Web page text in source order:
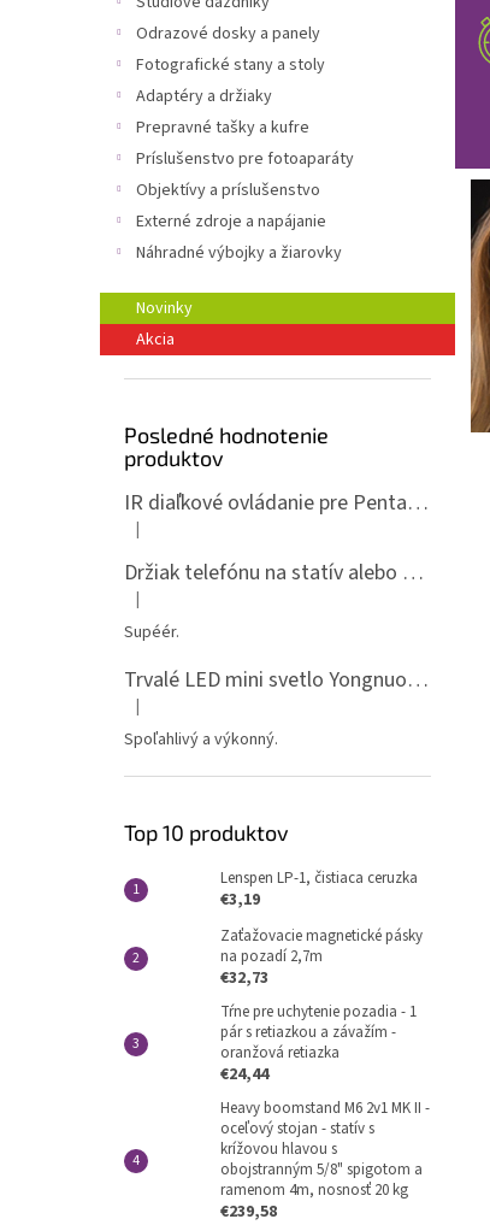
Odrazové dosky a panely
Fotografické stany a stoly
Adaptéry a držiaky
Prepravné tašky a kufre
Príslušenstvo pre fotoaparáty
Objektívy a príslušenstvo
Externé zdroje a napájanie
Náhradné výbojky a žiarovky
Novinky
Akcia
Posledné hodnotenie
produktov
IR diaľkové ovládanie pre Pentax ML-P
Hodnotenie produktu je 5 z 5 hviezdičiek.
|
Držiak telefónu na statív alebo spigot s 1/4" závitom
Hodnotenie produktu je 5 z 5 hviezdičiek.
|
Supéér.
Trvalé LED mini svetlo Yongnuo YN135, 3200-5600K, RGB
Hodnotenie produktu je 5 z 5 hviezdičiek.
|
Spoľahlivý a výkonný.
Top 10 produktov
Lenspen LP-1, čistiaca ceruzka
€3,19
Zaťažovacie magnetické pásky
na pozadí 2,7m
€32,73
Tŕne pre uchytenie pozadia - 1
pár s retiazkou a závažím -
oranžová retiazka
€24,44
Heavy boomstand M6 2v1 MK II -
oceľový stojan - statív s
krížovou hlavou s
obojstranným 5/8" spigotom a
ramenom 4m, nosnosť 20 kg
€239,58